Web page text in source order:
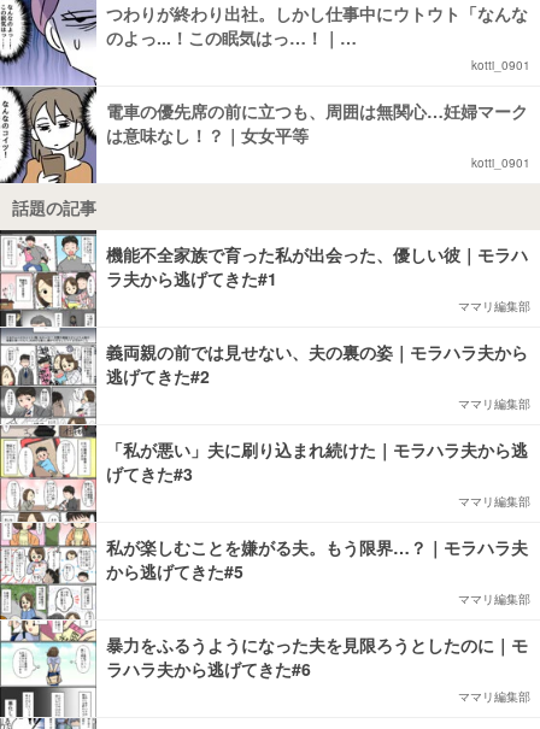
つわりが終わり出社。しかし仕事中にウトウト「なんな
のよっ...！この眠気はっ…！｜…
kotti_0901
電車の優先席の前に立つも、周囲は無関心…妊婦マーク
は意味なし！？｜女女平等
kotti_0901
話題の記事
機能不全家族で育った私が出会った、優しい彼｜モラハ
ラ夫から逃げてきた#1
ママリ編集部
義両親の前では見せない、夫の裏の姿｜モラハラ夫から
逃げてきた#2
ママリ編集部
「私が悪い」夫に刷り込まれ続けた｜モラハラ夫から逃
げてきた#3
ママリ編集部
私が楽しむことを嫌がる夫。もう限界…？｜モラハラ夫
から逃げてきた#5
ママリ編集部
暴力をふるうようになった夫を見限ろうとしたのに｜モ
ラハラ夫から逃げてきた#6
ママリ編集部